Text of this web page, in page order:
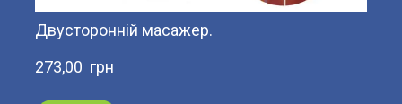
Двусторонній масажер.
273,00  грн